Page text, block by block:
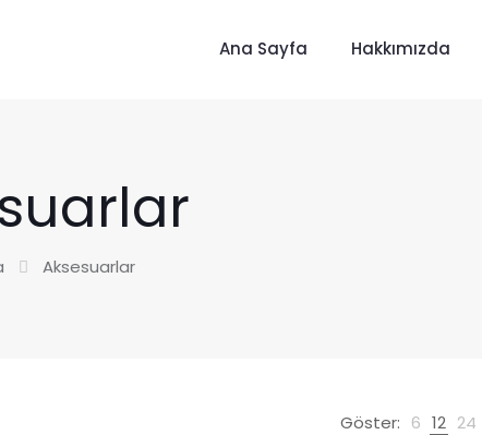
Ana Sayfa Hakkımızda
Aksesuarlar
Göster: 6 12 24